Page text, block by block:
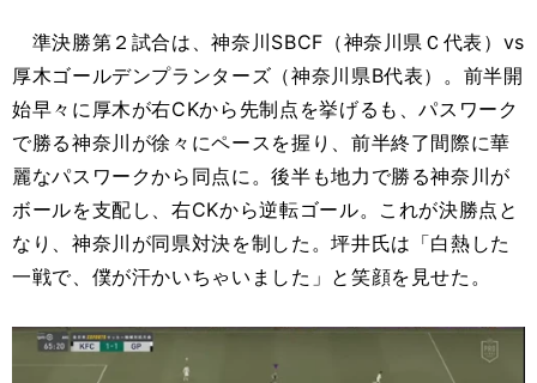
準決勝第２試合は、神奈川SBCF（神奈川県Ｃ代表）vs
厚木ゴールデンプランターズ（神奈川県B代表）。前半開
始早々に厚木が右CKから先制点を挙げるも、パスワーク
で勝る神奈川が徐々にペースを握り、前半終了間際に華
麗なパスワークから同点に。後半も地力で勝る神奈川が
ボールを支配し、右CKから逆転ゴール。これが決勝点と
なり、神奈川が同県対決を制した。坪井氏は「白熱した
一戦で、僕が汗かいちゃいました」と笑顔を見せた。